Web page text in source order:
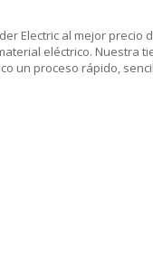
Electric al mejor precio
eléctrico. Nuestra
un proceso rápido,